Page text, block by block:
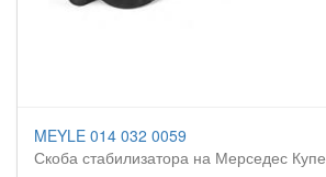
MEYLE 014 032 0059
Скоба стабилизатора на Мерседес Купе